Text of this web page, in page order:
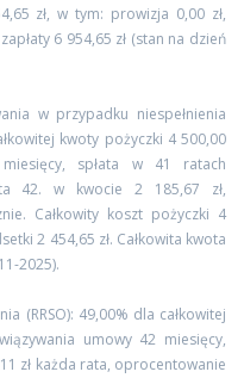
zł, w tym: prowizja 0,00 zł,
6 954,65 zł (stan na dzień
w przypadku niespełnienia
kwoty pożyczki 4 500,00
spłata w 41 ratach
42. w kwocie 2 185,67 zł,
Całkowity koszt pożyczki 4
2 454,65 zł. Całkowita kwota
2025).
(RRSO): 49,00% dla całkowitej
umowy 42 miesięcy,
zł każda rata, oprocentowanie